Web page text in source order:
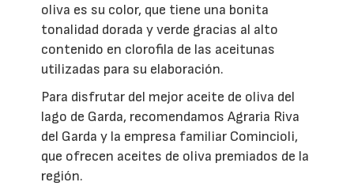
oliva es su color, que tiene una bonita
tonalidad dorada y verde gracias al alto
contenido en clorofila de las aceitunas
utilizadas para su elaboración.
Para disfrutar del mejor aceite de oliva del
lago de Garda, recomendamos Agraria Riva
del Garda y la empresa familiar Comincioli,
que ofrecen aceites de oliva premiados de la
región.